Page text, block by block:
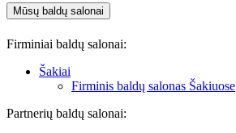
Mūsų baldų salonai
Firminiai baldų salonai:
Šakiai
Firminis baldų salonas Šakiuose
Partnerių baldų salonai: